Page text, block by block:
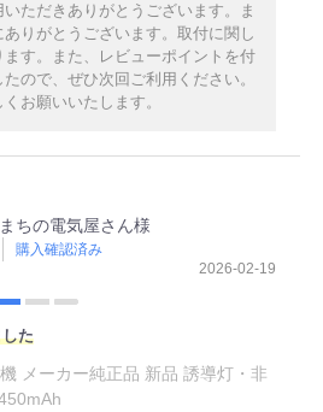
ただきありがとうございます。ま
りがとうございます。取付に関し
す。また、レビューポイントを付
ので、ぜひ次回ご利用ください。
お願いいたします。
まちの電気屋さん様
購入確認済み
2026-02-19
た
メーカー純正品 新品 誘導灯・非